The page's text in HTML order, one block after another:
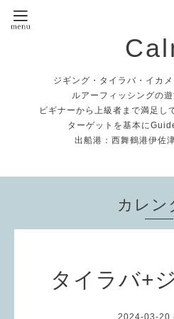
ジギング・タイラバ・イカ
ルアーフィッシングの遊
ビギナーから上級者まで満足し
ターゲットを基本に
出船港：西舞鶴港伊佐
カレン
タイラバ+
2024-03-20